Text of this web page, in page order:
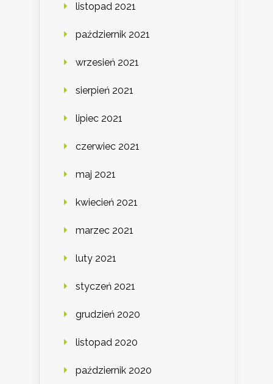
listopad 2021
październik 2021
wrzesień 2021
sierpień 2021
lipiec 2021
czerwiec 2021
maj 2021
kwiecień 2021
marzec 2021
luty 2021
styczeń 2021
grudzień 2020
listopad 2020
październik 2020